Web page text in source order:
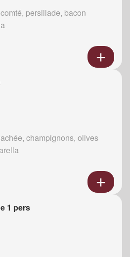
persillade, bacon
champignons, olives
1 pers